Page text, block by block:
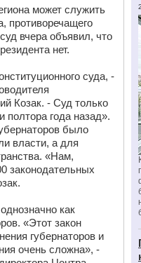
может служить
противоречащего
вчера объявил, что
нет.
суда, -
Козак. - Суд только
полтора года назад».
было
власти, а для
«Нам,
законодательных
как
«Этот закон
губернаторов и
очень сложна», -